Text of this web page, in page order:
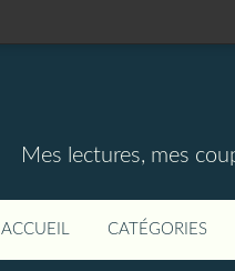
Mes lectures, mes
ACCUEIL CATÉGORIES